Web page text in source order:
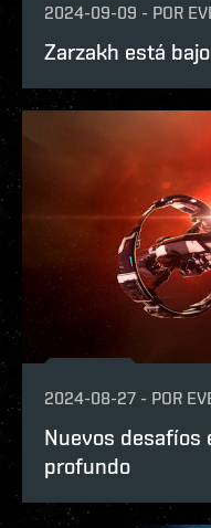
2024-09-09 - POR
Zarzakh está
2024-08-27 - POR
Nuevos desafíos
profundo